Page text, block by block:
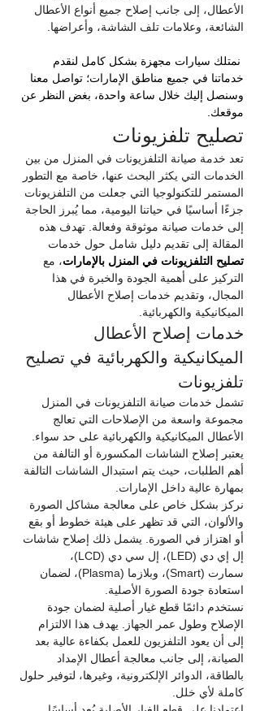
الأعطال، إلى جانب إصلاح جميع أنواع الأعطال
الشائعة، وعلامات تلف الشاشة، وأعراضها.
نمتلك سيارات مجهزة بشكل كامل لنقدم
خدماتنا في جميع مناطق الإمارات؛ تواصل معنا
وسنصل إليك خلال ساعة واحدة، بغض النظر عن
موقعك.
تصليح تلفزيونات
تعد خدمة صيانة التلفزيونات في المنزل من بين
الخدمات التي يكثر البحث عنها، خاصة مع التطور
المستمر للتكنولوجيا التي جعلت من التلفزيونات
جزءًا أساسيًا في حياتنا اليومية، مما يُبرز الحاجة
إلى خدمات صيانة موثوقة وفعالة. تهدف هذه
المقالة إلى تقديم دليل شامل حول خدمات
تصليح التلفزيونات في المنزل بالإمارات، مع
التركيز على أهمية الجودة والخبرة في هذا
المجال، وتقديم خدمات إصلاح الأعطال
الميكانيكية والكهربائية.
خدمات إصلاح الأعطال
الميكانيكية والكهربائية في تصليح
تلفزيونات
تشمل خدمات صيانة التلفزيونات في المنزل
مجموعة واسعة من الإصلاحات التي تعالج
الأعطال الميكانيكية والكهربائية على حد سواء.
يعتبر إصلاح الشاشات المكسورة أو التالفة من
أهم الطلبات، حيث يتم استبدال الشاشات التالفة
بمهارة عالية داخل الإمارات.
نركز بشكل خاص على معالجة مشاكل الصورة
والألوان، التي قد تظهر على هيئة خطوط أو بقع
أو اهتزاز في الصورة. يشمل ذلك إصلاح شاشات
إل إي دي (LED)، إل سي دي (LCD)،
سمارت (Smart)، وبلازما (Plasma)، لضمان
استعادة جودة الصورة الأصلية.
نستخدم دائمًا قطع غيار أصلية لضمان جودة
الإصلاح وطول عمر الجهاز. يهدف هذا الالتزام
إلى أن يعود التلفزيون للعمل بكفاءة عالية بعد
الصيانة، إلى جانب معالجة أعطال الإمداد
بالطاقة، الدوائر الإلكترونية، وغيرها، لتوفير حلول
كاملة لأي خلل.